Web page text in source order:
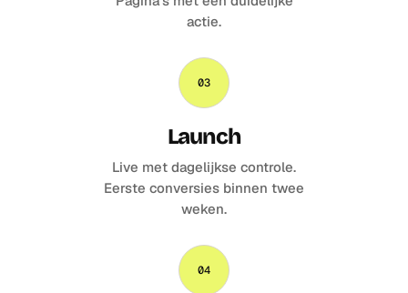
actie.
03
Launch
Live met dagelijkse controle.
Eerste conversies binnen twee
weken.
04